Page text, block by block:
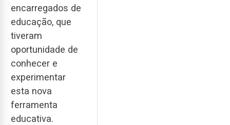
encarregados de
educação, que
tiveram
oportunidade de
conhecer e
experimentar
esta nova
ferramenta
educativa.